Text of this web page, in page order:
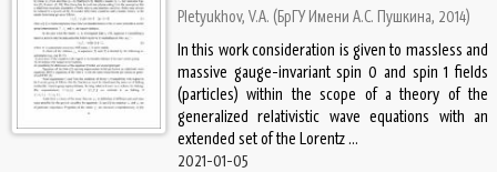
Pletyukhov, V.A. (БрГУ Имени А.С. Пушкина, 2014)
In this work consideration is given to massless and
massive gauge-invariant spin 0 and spin 1 fields
(particles) within the scope of a theory of the
generalized relativistic wave equations with an
extended set of the Lorentz ...
2021-01-05